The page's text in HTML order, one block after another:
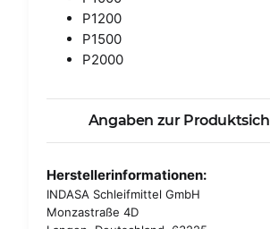
P1200
P1500
P2000
Angaben zur
Herstellerinformationen:
INDASA Schleifmittel GmbH
Monzastraße 4D